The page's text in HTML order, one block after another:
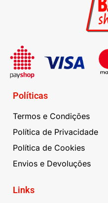
Políticas
Termos e Condições
Política de Privacidade
Política de Cookies
Envios e Devoluções
Links